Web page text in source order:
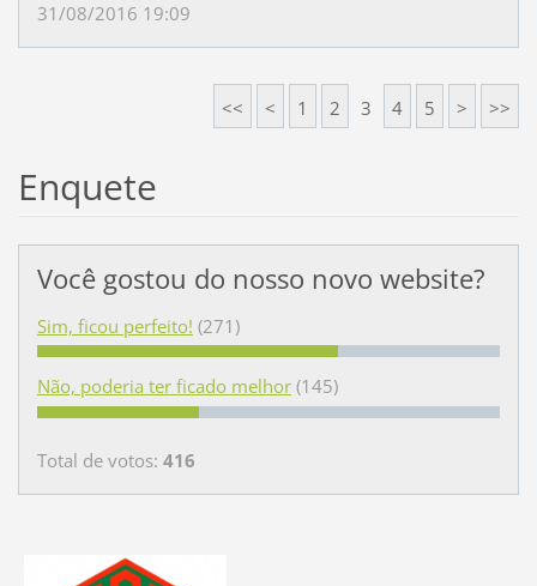
31/08/2016 19:09
<< < 1 2 3 4 5 > >>
Enquete
Você gostou do nosso novo website?
Sim, ficou perfeito! (271)
Não, poderia ter ficado melhor (145)
Total de votos: 416